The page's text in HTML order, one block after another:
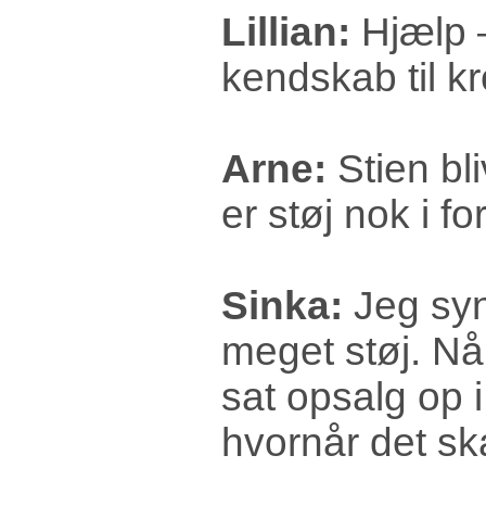
Lillian: Hjælp
kendskab til
Arne: Stien
er støj nok i
Sinka: Jeg
meget støj.
sat opsalg op
hvornår det